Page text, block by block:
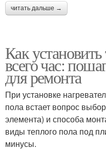
читать дальше →
Как
всего час:
для ремонта
При установке
пола встает вопрос
элемента) и способа
виды теплого пола под
минусы.